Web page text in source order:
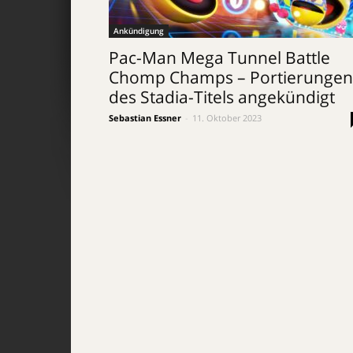
Ankündigung
Pac-Man Mega Tunnel Battle
Chomp Champs – Portierungen
des Stadia-Titels angekündigt
Sebastian Essner 11. Oktober 2023